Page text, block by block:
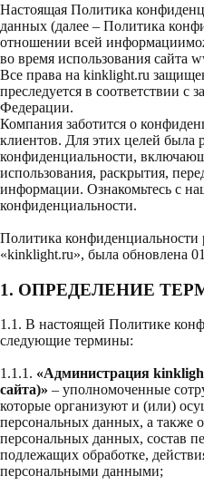
Настоящая Политика
данных (далее – Политика
отношении всей
во время использования сайта
Все права на kinklight.ru
преследуется в соответствии с
Федерации.
Компания заботится о
клиентов. Для этих целей была
конфиденциальности,
использования, раскрытия,
информации. Ознакомьтесь с
конфиденциальности.
Политика конфиденциальности
«kinklight.ru», была обновлена
1. ОПРЕДЕЛЕНИЕ
1.1. В настоящей Политике
следующие термины:
1.1.1. «Администрация
сайта)» – уполномоченные
которые организуют и (или)
персональных данных, а также
персональных данных, состав
подлежащих обработке,
персональными данными;